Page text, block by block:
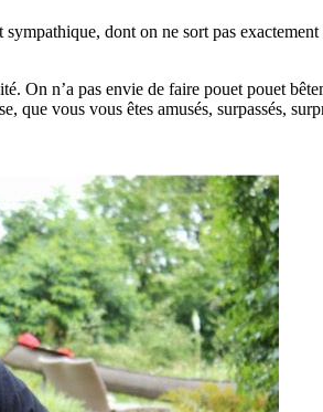
dont on ne sort pas
On n’a pas envie de faire pouet pouet
que vous vous êtes amusés, surpassés,